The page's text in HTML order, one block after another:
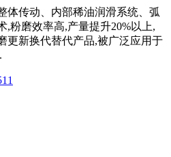
体传动、内部稀油润滑系统、弧
,粉磨效率高,产量提升20%以上,
更新换代替代产品,被广泛应用于